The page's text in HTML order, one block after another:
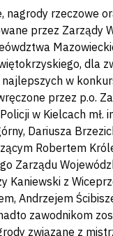
nagrody rzeczowe
przez Zarządy
dla
w
przez p.o.
w Kielcach mł.
Dariusza
Robertem
Zarządu
Kaniewski z
Andrzejem
zawodnikom
związane z